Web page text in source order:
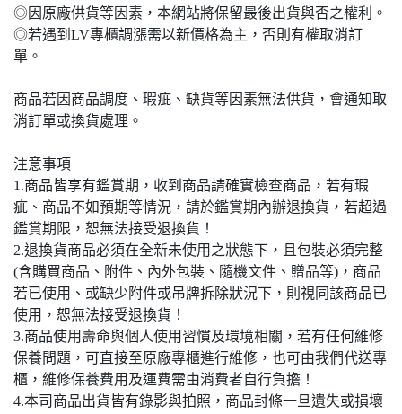
◎因原廠供貨等因素，本網站將保留最後出貨與否之權利。
◎若遇到LV專櫃調漲需以新價格為主，否則有權取消訂
單。
商品若因商品調度、瑕疵、缺貨等因素無法供貨，會通知取
消訂單或換貨處理。
注意事項
1.商品皆享有鑑賞期，收到商品請確實檢查商品，若有瑕
疵、商品不如預期等情況，請於鑑賞期內辦退換貨，若超過
鑑賞期限，恕無法接受退換貨！
2.退換貨商品必須在全新未使用之狀態下，且包裝必須完整
(含購買商品、附件、內外包裝、隨機文件、贈品等)，商品
若已使用、或缺少附件或吊牌拆除狀況下，則視同該商品已
使用，恕無法接受退換貨！
3.商品使用壽命與個人使用習慣及環境相關，若有任何維修
保養問題，可直接至原廠專櫃進行維修，也可由我們代送專
櫃，維修保養費用及運費需由消費者自行負擔！
4.本司商品出貨皆有錄影與拍照，商品封條一旦遺失或損壞